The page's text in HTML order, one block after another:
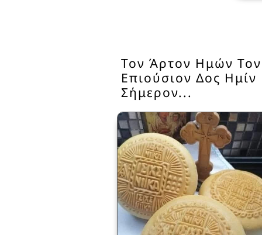
Τον Άρτον Ημών Τον
Επιούσιον Δος Ημίν
Σήμερον...